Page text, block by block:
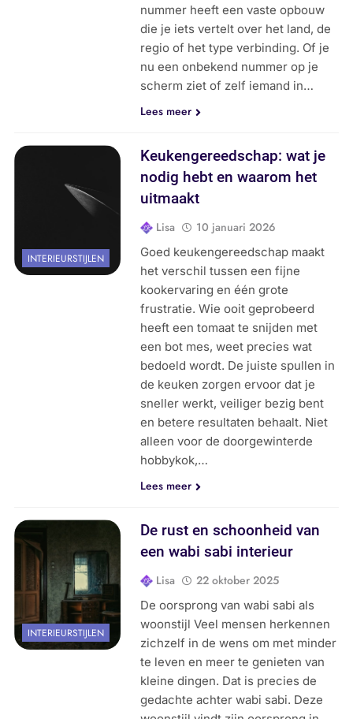
nummer heeft een vaste opbouw
die je iets vertelt over het land, de
regio of het type verbinding. Of je
nu een onbekend nummer op je
scherm ziet of zelf iemand in…
Lees meer
INTERIEURSTIJLEN
Keukengereedschap: wat je
nodig hebt en waarom het
uitmaakt
Lisa 10 januari 2026
Goed keukengereedschap maakt
het verschil tussen een fijne
kookervaring en één grote
frustratie. Wie ooit geprobeerd
heeft een tomaat te snijden met
een bot mes, weet precies wat
bedoeld wordt. De juiste spullen in
de keuken zorgen ervoor dat je
sneller werkt, veiliger bezig bent
en betere resultaten behaalt. Niet
alleen voor de doorgewinterde
hobbykok,…
Lees meer
INTERIEURSTIJLEN
De rust en schoonheid van
een wabi sabi interieur
Lisa 22 oktober 2025
De oorsprong van wabi sabi als
woonstijl Veel mensen herkennen
zichzelf in de wens om met minder
te leven en meer te genieten van
kleine dingen. Dat is precies de
gedachte achter wabi sabi. Deze